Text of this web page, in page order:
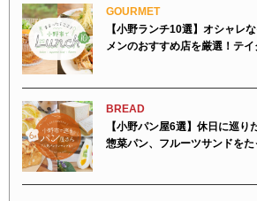
GOURMET
【小野ランチ10選】オシャレ
メンのおすすめ店を厳選！テ
BREAD
【小野パン屋6選】休日に巡り
惣菜パン、フルーツサンドを